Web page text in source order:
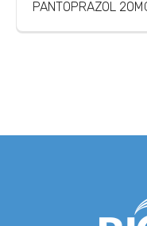
PANTOPRAZOL